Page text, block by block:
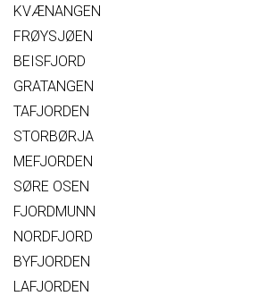
KVÆNANGEN
FRØYSJØEN
BEISFJORD
GRATANGEN
TAFJORDEN
STORBØRJA
MEFJORDEN
SØRE OSEN
FJORDMUNN
NORDFJORD
BYFJORDEN
LAFJORDEN